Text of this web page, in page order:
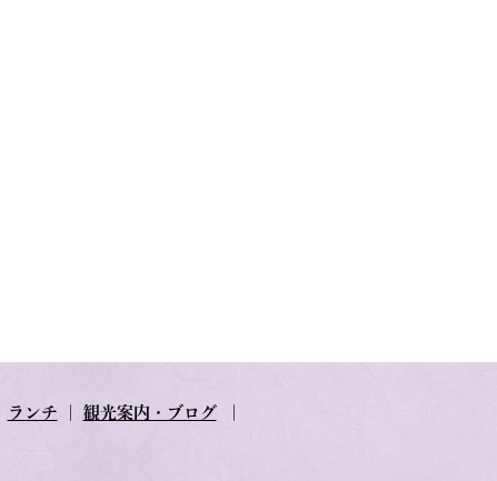
ランチ 観光案内・ブログ｜